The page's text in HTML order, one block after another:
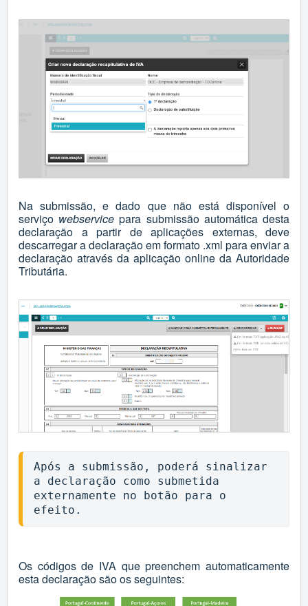
Na submissão, e dado que não está disponível o
serviço webservicepara submissão automática desta
declaração a partir de aplicações externas, deve
descarregar a declaração em formato .xml para enviar a
declaração através da aplicação online da Autoridade
Tributária.
Após a submissão, poderá sinalizar
a declaração como submetida
externamente no botão para o
efeito.
Os códigos de IVA que preenchem automaticamente
esta declaração são os seguintes: